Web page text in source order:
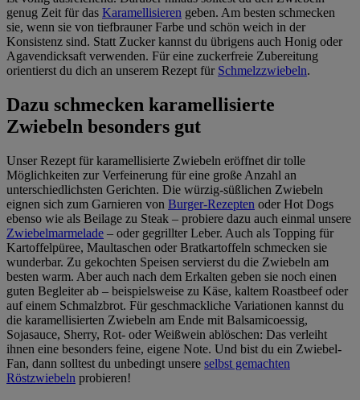
genug Zeit für das Karamellisieren geben. Am besten schmecken
sie, wenn sie von tiefbrauner Farbe und schön weich in der
Konsistenz sind. Statt Zucker kannst du übrigens auch Honig oder
Agavendicksaft verwenden. Für eine zuckerfreie Zubereitung
orientierst du dich an unserem Rezept für Schmelzzwiebeln.
Dazu schmecken karamellisierte
Zwiebeln besonders gut
Unser Rezept für karamellisierte Zwiebeln eröffnet dir tolle
Möglichkeiten zur Verfeinerung für eine große Anzahl an
unterschiedlichsten Gerichten. Die würzig-süßlichen Zwiebeln
eignen sich zum Garnieren von Burger-Rezepten oder Hot Dogs
ebenso wie als Beilage zu Steak – probiere dazu auch einmal unsere
Zwiebelmarmelade – oder gegrillter Leber. Auch als Topping für
Kartoffelpüree, Maultaschen oder Bratkartoffeln schmecken sie
wunderbar. Zu gekochten Speisen servierst du die Zwiebeln am
besten warm. Aber auch nach dem Erkalten geben sie noch einen
guten Begleiter ab – beispielsweise zu Käse, kaltem Roastbeef oder
auf einem Schmalzbrot. Für geschmackliche Variationen kannst du
die karamellisierten Zwiebeln am Ende mit Balsamicoessig,
Sojasauce, Sherry, Rot- oder Weißwein ablöschen: Das verleiht
ihnen eine besonders feine, eigene Note. Und bist du ein Zwiebel-
Fan, dann solltest du unbedingt unsere selbst gemachten
Röstzwiebeln probieren!